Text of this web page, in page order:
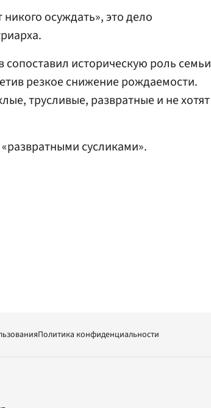
осуждать», это дело
историческую роль семьи
резкое снижение рождаемости.
трусливые, развратные и не хотят
сусликами».
Политика конфиденциальности